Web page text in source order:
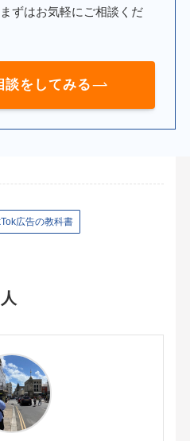
ずはお気軽にご相談くだ
談をしてみる
広告の教科書